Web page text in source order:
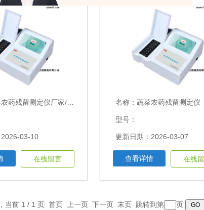
残留测定仪厂家/可定制贴牌代发
03-10
在线留言
名称： 蔬菜农药残留测定仪
型号：
更新日期：2026-03-07
查看详情 在线
当前 1 / 1 页 首页 上一页 下一页 末页 跳转到第 页